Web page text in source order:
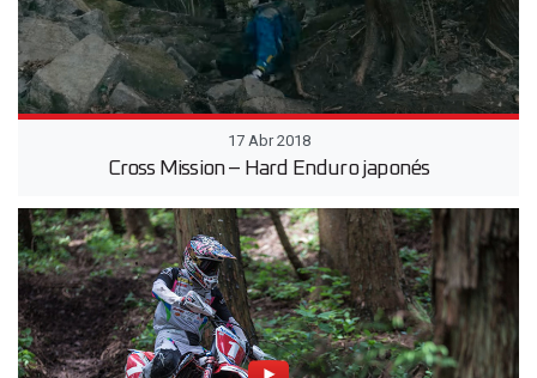
17 Abr 2018
Cross Mission – Hard Enduro japonés